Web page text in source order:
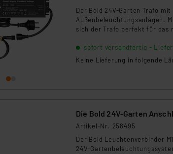
Daten in Überwachungsprogrammen
Unsere Kooperation mit diesen
Kommission sowie einer eigenen
Daten, verbundenen Risiken.“
Der Bold 24V-Garten Trafo
Außenbeleuchtungsanlagen.
sich der Trafo perfekt für das
sofort versandfertig -
Keine Lieferung in folgende
Die Bold 24V-Garten
Artikel-Nr. 258495
Der Bold Leuchtenverbinder
24V-